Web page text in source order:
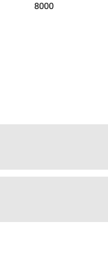
8000